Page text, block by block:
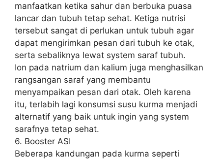
manfaatkan ketika sahur dan berbuka puasa
lancar dan tubuh tetap sehat. Ketiga nutrisi
tersebut sangat di perlukan untuk tubuh agar
dapat mengirimkan pesan dari tubuh ke otak,
serta sebaliknya lewat system saraf tubuh.
Ion pada natrium dan kalium juga menghasilkan
rangsangan saraf yang membantu
menyampaikan pesan dari otak. Oleh karena
itu, terlabih lagi konsumsi susu kurma menjadi
alternatif yang baik untuk ingin yang system
sarafnya tetap sehat.
6. Booster ASI
Beberapa kandungan pada kurma seperti